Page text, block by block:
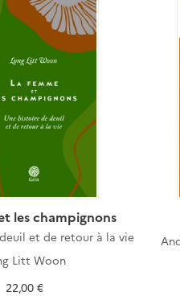
les champignons
et de retour à la vie
Litt Woon
22,00 €